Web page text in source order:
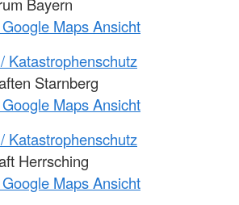
Maps Ansicht
Katastrophenschutz
Starnberg
Maps Ansicht
Katastrophenschutz
Herrsching
Maps Ansicht